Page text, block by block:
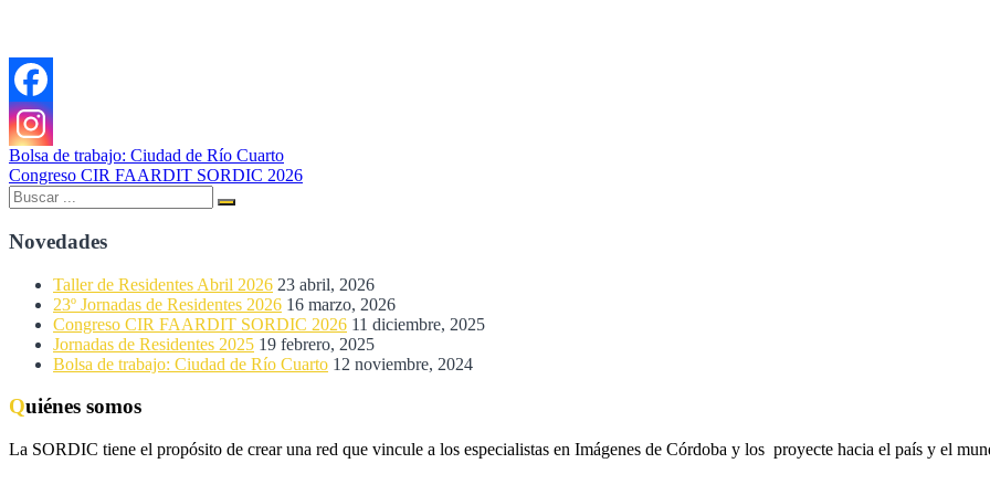
Navegación
de
Bolsa de trabajo: Ciudad de Río Cuarto
Congreso CIR FAARDIT SORDIC 2026
Buscar:
Buscar
Novedades
Taller de Residentes Abril 2026 23 abril, 2026
23º Jornadas de Residentes 2026 16 marzo, 2026
Congreso CIR FAARDIT SORDIC 2026 11 diciembre, 2025
Jornadas de Residentes 2025 19 febrero, 2025
Bolsa de trabajo: Ciudad de Río Cuarto 12 noviembre, 2024
Quiénes somos
La SORDIC tiene el propósito de crear una red que vincule a los especialistas en Imágenes de Córdoba y los proyecte hacia el país y el